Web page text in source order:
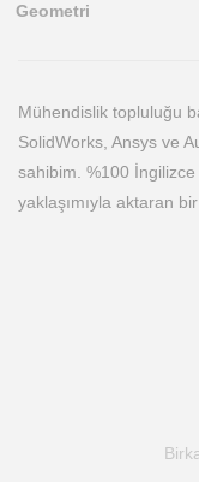
Geometri
Mühendislik topluluğu
SolidWorks, Ansys ve
sahibim. %100
yaklaşımıyla aktaran